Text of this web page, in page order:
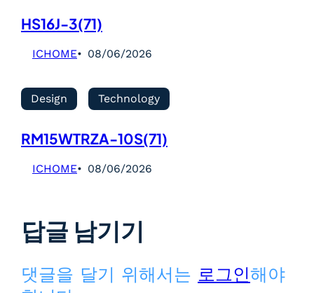
HS16J-3(71)
ICHOME 08/06/2026
Design Technology
RM15WTRZA-10S(71)
ICHOME 08/06/2026
답글 남기기
댓글을 달기 위해서는 로그인해야